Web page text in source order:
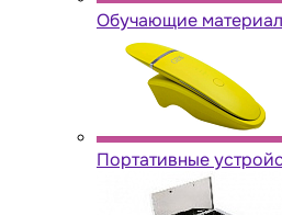
Обучающие
Портативные